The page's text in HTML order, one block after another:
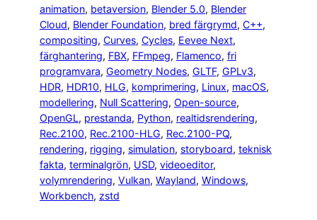
animation, betaversion, Blender 5.0, Blender
Cloud, Blender Foundation, bred färgrymd, C++
compositing, Curves, Cycles, Eevee Next
färghantering, FBX, FFmpeg, Flamenco, fri
programvara, Geometry Nodes, GLTF, GPLv3
HDR, HDR10, HLG, komprimering, Linux, macOS
modellering, Null Scattering, Open-source
OpenGL, prestanda, Python, realtidsrendering
Rec.2100, Rec.2100-HLG, Rec.2100-PQ
rendering, rigging, simulation, storyboard, teknisk
fakta, terminalgrön, USD, videoeditor
volymrendering, Vulkan, Wayland, Windows
Workbench, zstd